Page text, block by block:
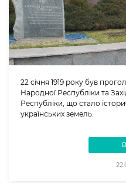
22 січня 1919 року був
Народної Республіки та
Республіки, що стало
українських земель.